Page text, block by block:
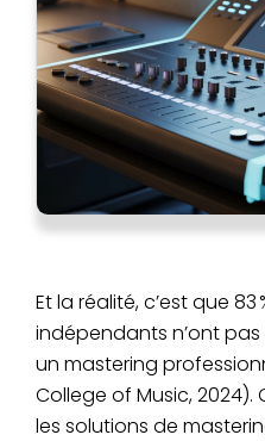
Et la réalité, c’est que 83
indépendants n’ont
un mastering
College of Music, 2024).
les solutions de